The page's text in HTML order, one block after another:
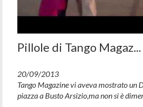
Pillole di Tango Magaz...
20/09/2013
Tango Magazine vi aveva mostrato un
piazza a Busto Arsizio,ma non si è